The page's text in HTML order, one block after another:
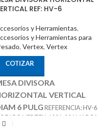
REF: HV-6
y Herramientas,
y Herramientas para
, Vertex, Vertex
COTIZAR
DIVISORA
VERTICAL
6 PULGREFERENCIA: HV-6
VERTEX: 1001-001 MARCA: